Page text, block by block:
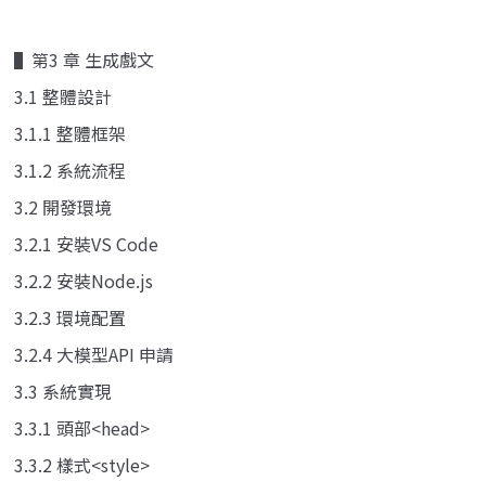
▌第3 章 生成戲文
3.1 整體設計
3.1.1 整體框架
3.1.2 系統流程
3.2 開發環境
3.2.1 安裝VS Code
3.2.2 安裝Node.js
3.2.3 環境配置
3.2.4 大模型API 申請
3.3 系統實現
3.3.1 頭部<head>
3.3.2 樣式<style>